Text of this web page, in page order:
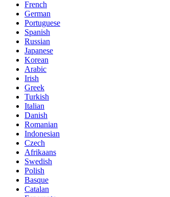
French
German
Portuguese
Spanish
Russian
Japanese
Korean
Arabic
Irish
Greek
Turkish
Italian
Danish
Romanian
Indonesian
Czech
Afrikaans
Swedish
Polish
Basque
Catalan